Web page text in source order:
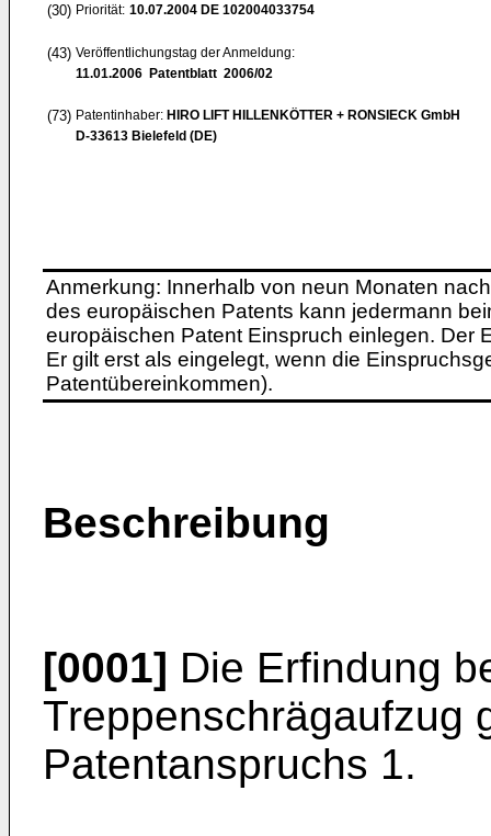
(30) Priorität: 10.07.2004 DE 102004033754
(43) Veröffentlichungstag der Anmeldung:
11.01.2006 Patentblatt 2006/02
(73) Patentinhaber: HIRO LIFT HILLENKÖTTER + RONSIECK GmbH
D-33613 Bielefeld (DE)
Anmerkung: Innerhalb von neun Monaten
des europäischen Patents kann jedermann
europäischen Patent Einspruch einlegen. Der
Er gilt erst als eingelegt, wenn die
Patentübereinkommen).
Beschreibung
[0001] Die Erfindung
Treppenschrägaufzug
Patentanspruchs 1.